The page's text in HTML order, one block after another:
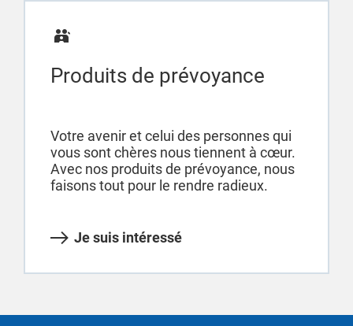
Produits de prévoyance
Votre avenir et celui des personnes qui
vous sont chères nous tiennent à cœur.
Avec nos produits de prévoyance, nous
faisons tout pour le rendre radieux.
Je suis intéressé